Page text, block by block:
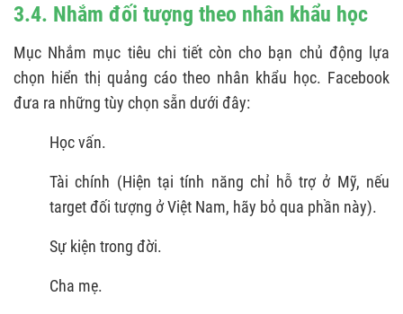
3.4. Nhắm đối tượng theo nhân khẩu học
Mục Nhắm mục tiêu chi tiết còn cho bạn chủ động lựa
chọn hiển thị quảng cáo theo nhân khẩu học. Facebook
đưa ra những tùy chọn sẵn dưới đây:
Học vấn.
Tài chính (Hiện tại tính năng chỉ hỗ trợ ở Mỹ, nếu
target đối tượng ở Việt Nam, hãy bỏ qua phần này).
Sự kiện trong đời.
Cha mẹ.